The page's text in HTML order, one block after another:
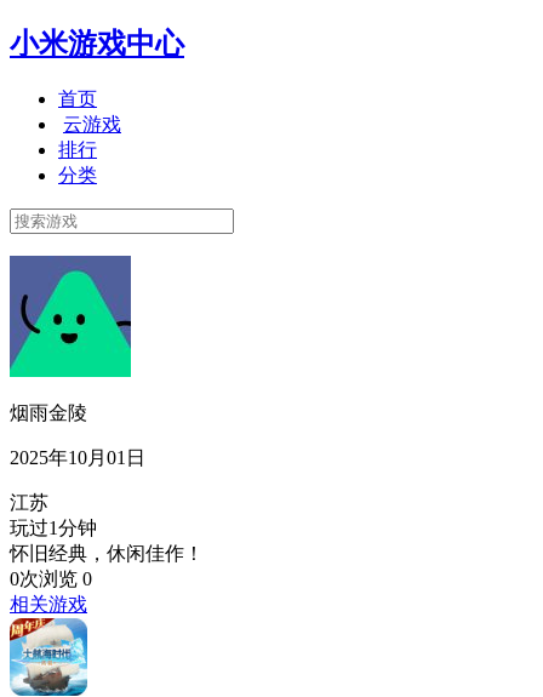
小米游戏中心
首页
云游戏
排行
分类
烟雨金陵
2025年10月01日
江苏
玩过1分钟
怀旧经典，休闲佳作！
0次浏览 0
相关游戏